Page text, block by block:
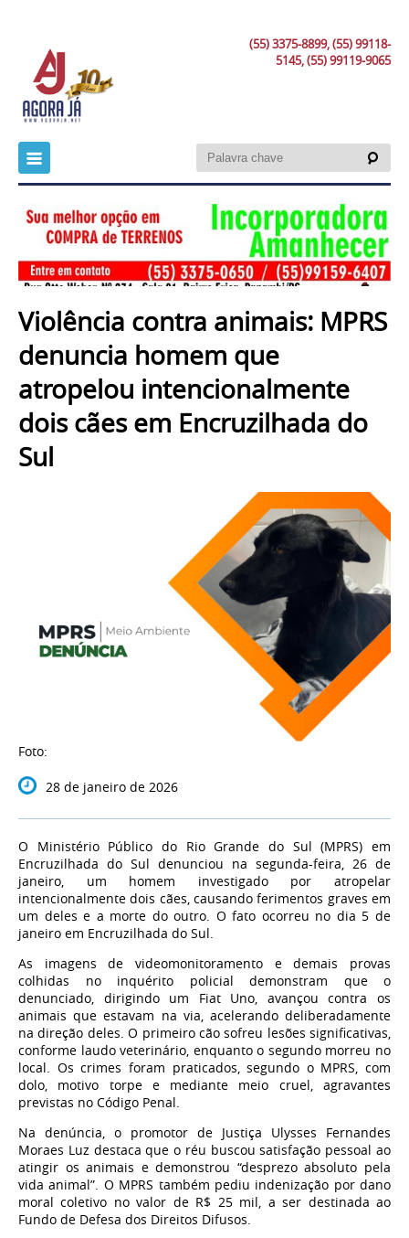
(55) 3375-8899, (55) 99118-
5145, (55) 99119-9065
Violência contra animais: MPRS
denuncia homem que
atropelou intencionalmente
dois cães em Encruzilhada do
Sul
Foto:
28 de janeiro de 2026
O Ministério Público do Rio Grande do Sul (MPRS) em
Encruzilhada do Sul denunciou na segunda-feira, 26 de
janeiro, um homem investigado por atropelar
intencionalmente dois cães, causando ferimentos graves em
um deles e a morte do outro. O fato ocorreu no dia 5 de
janeiro em Encruzilhada do Sul.
As imagens de videomonitoramento e demais provas
colhidas no inquérito policial demonstram que o
denunciado, dirigindo um Fiat Uno, avançou contra os
animais que estavam na via, acelerando deliberadamente
na direção deles. O primeiro cão sofreu lesões significativas,
conforme laudo veterinário, enquanto o segundo morreu no
local. Os crimes foram praticados, segundo o MPRS, com
dolo, motivo torpe e mediante meio cruel, agravantes
previstas no Código Penal.
Na denúncia, o promotor de Justiça Ulysses Fernandes
Moraes Luz destaca que o réu buscou satisfação pessoal ao
atingir os animais e demonstrou “desprezo absoluto pela
vida animal”. O MPRS também pediu indenização por dano
moral coletivo no valor de R$ 25 mil, a ser destinada ao
Fundo de Defesa dos Direitos Difusos.